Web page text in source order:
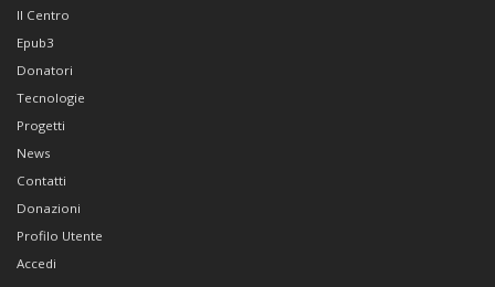
Il Centro
Epub3
Donatori
Tecnologie
Progetti
News
Contatti
Donazioni
Profilo Utente
Accedi